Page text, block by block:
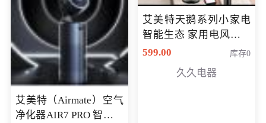
艾美特（Airmate）空气
净化器AIR7 PRO 智能全
艾美特天鹅系列小家电
智能生态 家用电风扇直
流变频节能轻音空气循
鹅，白天鹅智能)
599.00 库存0
久久电器